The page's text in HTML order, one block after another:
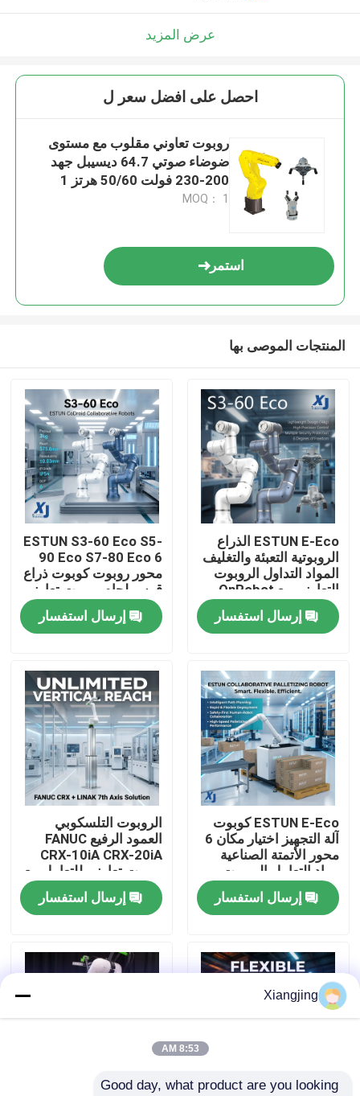
المنزل
المنتجات
فيديوهات
معلومات عنا
جولة في المعمل
رقابة جودة
مدونة
ذراع روبوت صناعي
عرض المزيد
احصل على افضل سعر ل
روبوت تعاوني مقلوب مع مستوى
ضوضاء صوتي 64.7 ديسيبل جهد
200-230 فولت 50/60 هرتز 1
مرحلة
MOQ： 1
استمر
المنتجات الموصى بها
ESTUN E-Eco الذراع
الروبوتية التعبئة والتغليف
المواد التداول الروبوت
التعاوني مع OnRobot
المقبض
إرسال استفسار
ESTUN S3-60 Eco S5-
90 Eco S7-80 Eco 6
محور روبوت كوبوت ذراع
قوس لحام روبوت تعاوني
CNGBS محرك تحديد
المواقع لحامإرسال استفسار
ESTUN E-Eco كوبوت
آلة التجهيز اختيار مكان 6
محور الأتمتة الصناعية
مواد التعامل الروبوت
التعاوني
إرسال استفسار
الروبوت التلسكوبي
العمود الرفيع FANUC
CRX-10iA CRX-20iA
روبوت تعاوني للتعامل مع
الحاويات
إرسال استفسار
Xiangjing
8:53 AM
Good day, what product are you looking